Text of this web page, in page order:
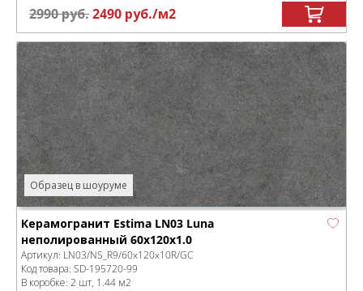
2990руб.2490 руб./м2
Образец в шоуруме
Керамогранит Estima LN03 Luna
неполированный 60x120x1.0
Артикул: LN03/NS_R9/60x120x10R/GC
Код товара: SD-195720-99
В коробке: 2 шт, 1.44 м2